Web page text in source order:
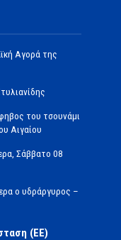
Αγορά της
του τσουνάμι
Αιγαίου
Σάββατο 08
ο υδράργυρος –
(ΕΕ)